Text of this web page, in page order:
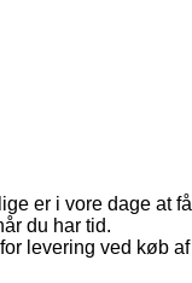
er i vore dage at få
du har tid.
levering ved køb af